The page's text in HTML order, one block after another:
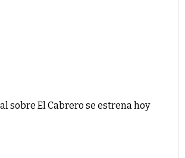
sobre El Cabrero se estrena hoy